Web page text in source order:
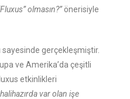
olmasın?”önerisiyle
sayesinde gerçekleşmiştir.
ve Amerika’da çeşitli
etkinlikleri
var olan işe